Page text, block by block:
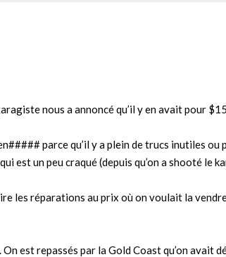
nous a annoncé qu’il y en avait pour
parce qu’il y a plein de trucs inutiles ou
est un peu craqué (depuis qu’on a shooté le
les réparations au prix où on voulait la
est repassés par la Gold Coast qu’on avait